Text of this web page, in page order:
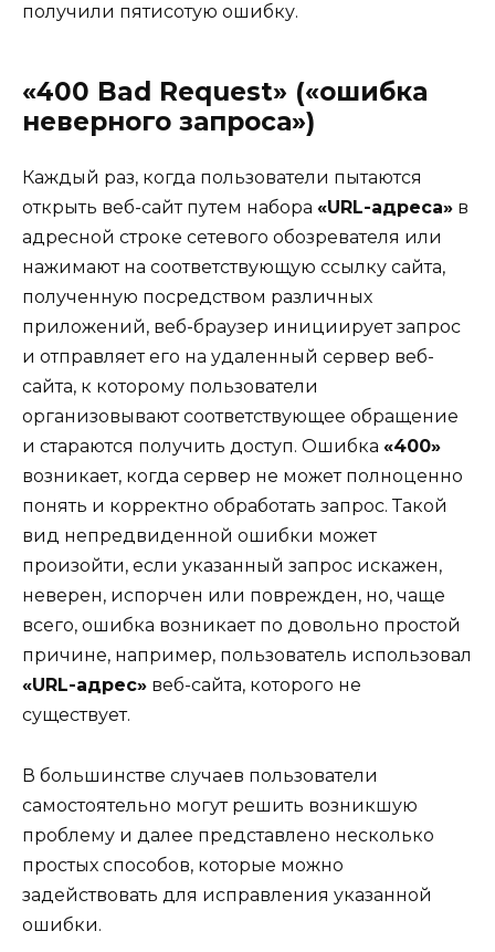
получили пятисотую ошибку.
«400 Bad Request» («ошибка
неверного запроса»)
Каждый раз, когда пользователи пытаются
открыть веб-сайт путем набора «URL-адреса» в
адресной строке сетевого обозревателя или
нажимают на соответствующую ссылку сайта,
полученную посредством различных
приложений, веб-браузер инициирует запрос
и отправляет его на удаленный сервер веб-
сайта, к которому пользователи
организовывают соответствующее обращение
и стараются получить доступ. Ошибка «400»
возникает, когда сервер не может полноценно
понять и корректно обработать запрос. Такой
вид непредвиденной ошибки может
произойти, если указанный запрос искажен,
неверен, испорчен или поврежден, но, чаще
всего, ошибка возникает по довольно простой
причине, например, пользователь использовал
«URL-адрес» веб-сайта, которого не
существует.
В большинстве случаев пользователи
самостоятельно могут решить возникшую
проблему и далее представлено несколько
простых способов, которые можно
задействовать для исправления указанной
ошибки.